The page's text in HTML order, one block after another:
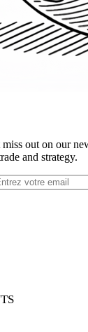
miss out on our
and strategy.